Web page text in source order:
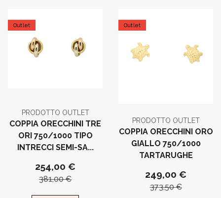
Outlet
PRODOTTO OUTLET
COPPIA ORECCHINI TRE
ORI 750/1000 TIPO
INTRECCI SEMI-SA...
254,00 €
381,00 €
Outlet
PRODOTTO OUTLET
COPPIA ORECCHINI ORO
GIALLO 750/1000
TARTARUGHE
249,00 €
373,50 €